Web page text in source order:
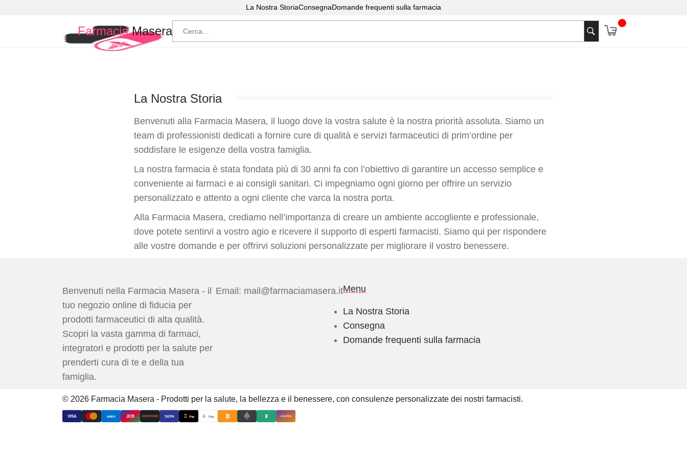
La Nostra StoriaConsegnaDomande frequenti sulla farmacia
FarmaciaMasera
La Nostra Storia
Benvenuti alla Farmacia Masera, il luogo dove la vostra salute è la nostra priorità assoluta. Siamo un
team di professionisti dedicati a fornire cure di qualità e servizi farmaceutici di prim’ordine per
soddisfare le esigenze della vostra famiglia.
La nostra farmacia è stata fondata più di 30 anni fa con l’obiettivo di garantire un accesso semplice e
conveniente ai farmaci e ai consigli sanitari. Ci impegniamo ogni giorno per offrire un servizio
personalizzato e attento a ogni cliente che varca la nostra porta.
Alla Farmacia Masera, crediamo nell’importanza di creare un ambiente accogliente e professionale,
dove potete sentirvi a vostro agio e ricevere il supporto di esperti farmacisti. Siamo qui per rispondere
alle vostre domande e per offrirvi soluzioni personalizzate per migliorare il vostro benessere.
Benvenuti nella Farmacia Masera - il
tuo negozio online di fiducia per
prodotti farmaceutici di alta qualità.
Scopri la vasta gamma di farmaci,
integratori e prodotti per la salute per
prenderti cura di te e della tua
famiglia.
Email: mail@farmaciamasera.itMenu
La Nostra Storia
Consegna
Domande frequenti sulla farmacia
© 2026 Farmacia Masera - Prodotti per la salute, la bellezza e il benessere, con consulenze personalizzate dei nostri farmacisti.
VISA AMEX JCB DISCOVER SEPA  Pay G Pay ₿ ₮ CRYPTO